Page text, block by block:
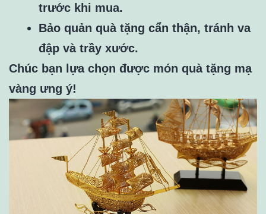
trước khi mua.
Bảo quản quà tặng cẩn thận, tránh va
đập và trầy xước.
Chúc bạn lựa chọn được món quà tặng mạ
vàng ưng ý!